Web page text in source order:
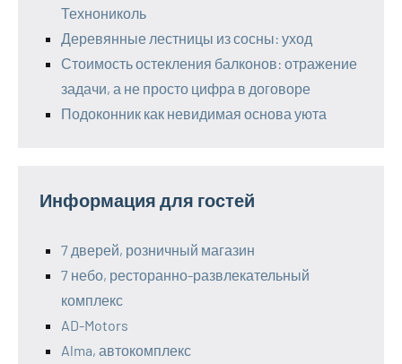
Технониколь
Деревянные лестницы из сосны: уход
Стоимость остекления балконов: отражение
задачи, а не просто цифра в договоре
Подоконник как невидимая основа уюта
Информация для гостей
7 дверей, розничный магазин
7 небо, ресторанно-развлекательный
комплекс
AD-Motors
Alma, автокомплекс